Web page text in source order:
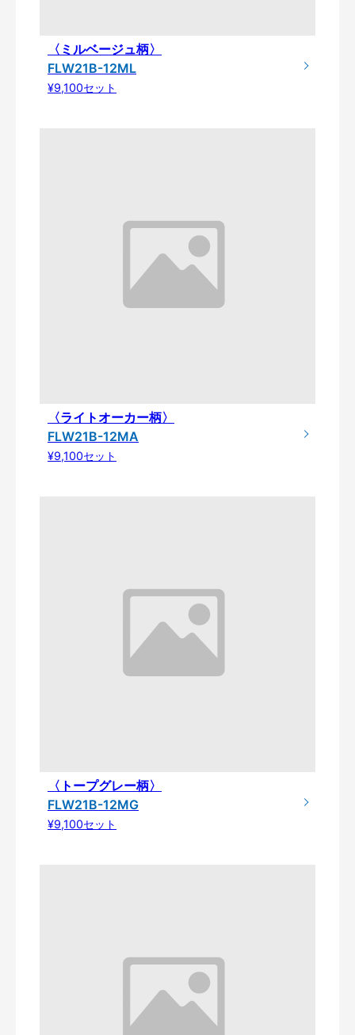
〈ミルベージュ柄〉
FLW21B-12ML
¥9,100セット
〈ライトオーカー柄〉
FLW21B-12MA
¥9,100セット
〈トープグレー柄〉
FLW21B-12MG
¥9,100セット